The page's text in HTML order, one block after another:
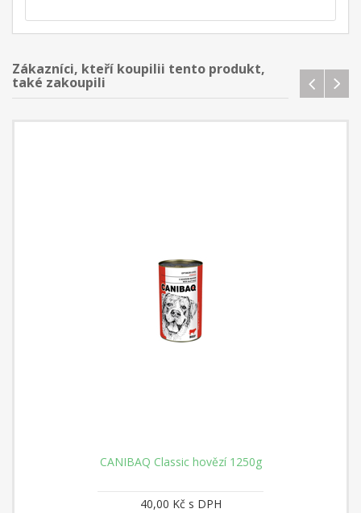
Zákazníci, kteří koupilii tento produkt,
také zakoupili
CANIBAQ Classic hovězí 1250g
40,00 Kč s DPH